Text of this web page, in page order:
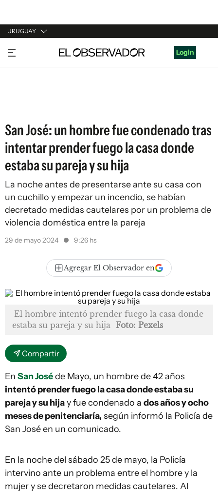
URUGUAY
URUGUAY
ARGENTINA
Login
San José: un hombre fue condenado tras
intentar prender fuego la casa donde
estaba su pareja y su hija
La noche antes de presentarse ante su casa con
un cuchillo y empezar un incendio, se habían
decretado medidas cautelares por un problema de
violencia doméstica entre la pareja
29 de mayo 2024 9:26 hs
Agregar El Observador en
El hombre intentó prender fuego la casa donde
estaba su pareja y su hija Foto: Pexels
Compartir
En San Joséde Mayo, un hombre de 42 años
intentó prender fuego la casa donde estaba su
pareja y su hijay fue condenado a dos años y ocho
meses de penitenciaría, según informó la Policía de
San José en un comunicado.
En la noche del sábado 25 de mayo, la Policía
intervino ante un problema entre el hombre y la
mujer y se decretaron medidas cautelares. Al